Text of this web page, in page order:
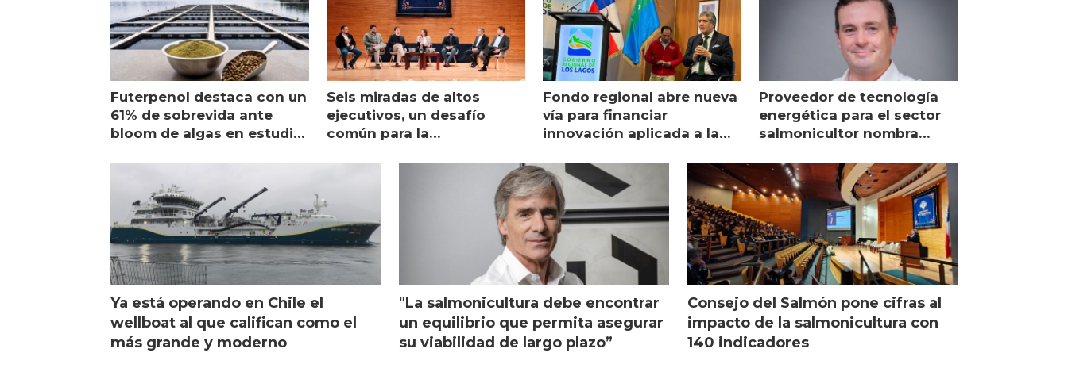
Futerpenol destaca con un
61% de sobrevida ante
bloom de algas en estudio
Seis miradas de altos
ejecutivos, un desafío
común para la
Fondo regional abre nueva
vía para financiar
innovación aplicada a la
Proveedor de tecnología
energética para el sector
salmonicultor nombra
Ya está operando en Chile el
wellboat al que califican como el
más grande y moderno
"La salmonicultura debe encontrar
un equilibrio que permita asegurar
su viabilidad de largo plazo”
Consejo del Salmón pone cifras al
impacto de la salmonicultura con
140 indicadores